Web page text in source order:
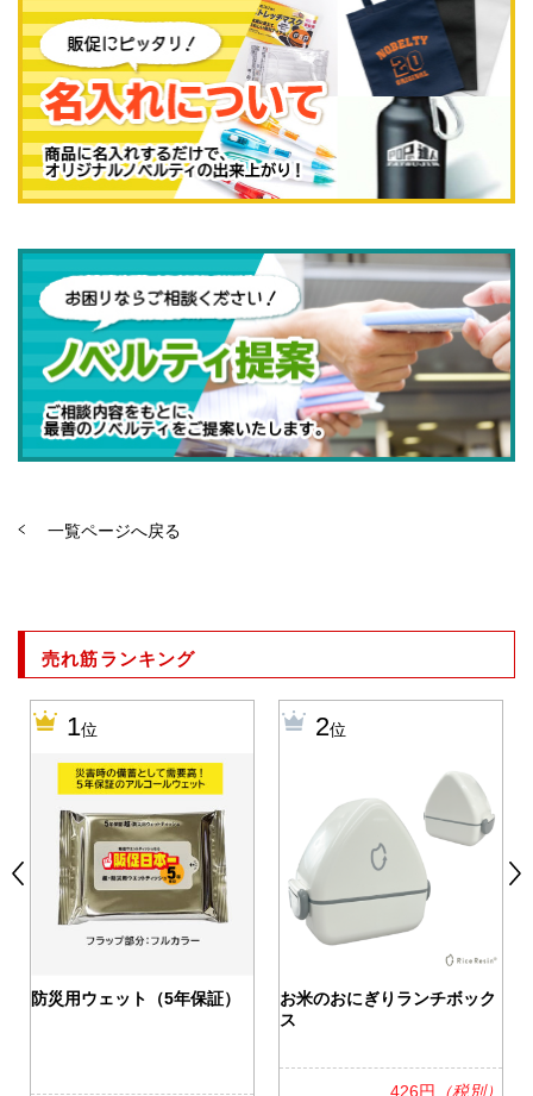
一覧ページへ戻る
売れ筋ランキング
1位
防災用ウェット（5年保証）
2位
お米のおにぎりランチボック
ス
426円 （税別）